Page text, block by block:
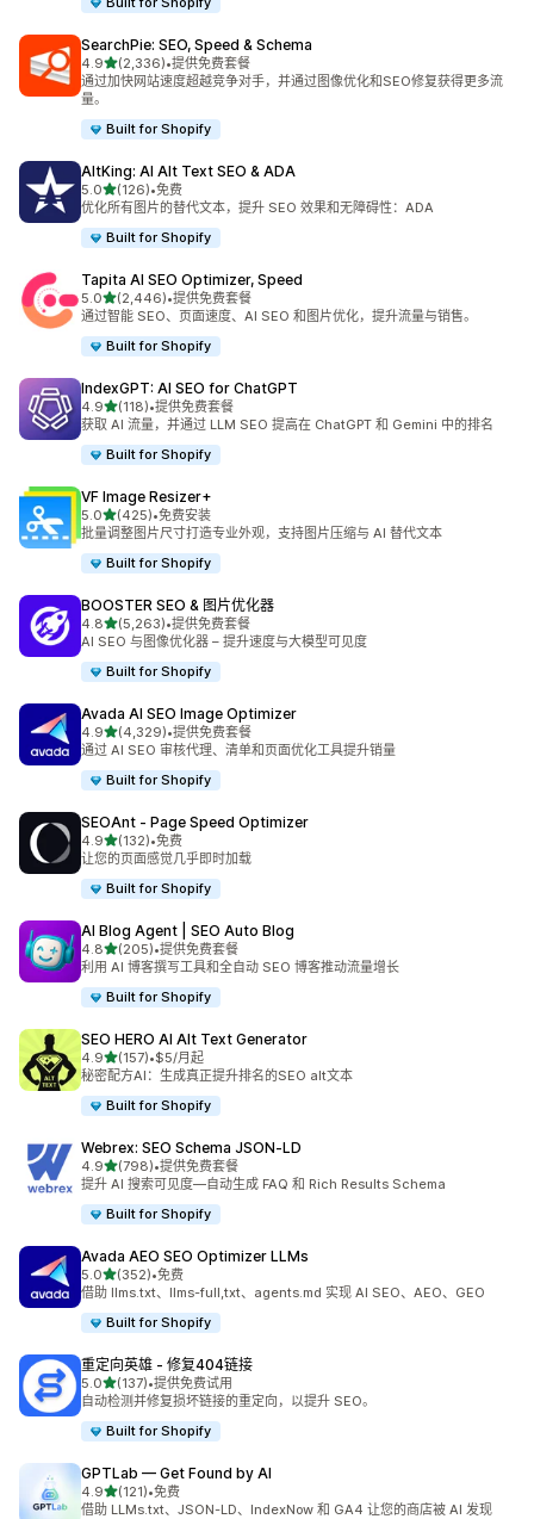
SearchPie: SEO, Speed & Schema
4.9星（满分 5 星）
(2,336)
总共 2336 条评论
•提供免费套餐
通过加快网站速度超越竞争对手，并通过图像优化和SEO修复获得更多流
量。
Built for Shopify
AltKing: AI Alt Text SEO & ADA
5.0星（满分 5 星）
(126)
总共 126 条评论
•免费
优化所有图片的替代文本，提升 SEO 效果和无障碍性：ADA
Built for Shopify
Tapita AI SEO Optimizer, Speed
5.0星（满分 5 星）
(2,446)
总共 2446 条评论
•提供免费套餐
通过智能 SEO、页面速度、AI SEO 和图片优化，提升流量与销售。
Built for Shopify
IndexGPT: AI SEO for ChatGPT
4.9星（满分 5 星）
(118)
总共 118 条评论
•提供免费套餐
获取 AI 流量，并通过 LLM SEO 提高在 ChatGPT 和 Gemini 中的排名
Built for Shopify
VF Image Resizer+
5.0星（满分 5 星）
(425)
总共 425 条评论
•免费安装
批量调整图片尺寸打造专业外观，支持图片压缩与 AI 替代文本
Built for Shopify
BOOSTER SEO & 图片优化器
4.8星（满分 5 星）
(5,263)
总共 5263 条评论
•提供免费套餐
AI SEO 与图像优化器 – 提升速度与大模型可见度
Built for Shopify
Avada AI SEO Image Optimizer
4.9星（满分 5 星）
(4,329)
总共 4329 条评论
•提供免费套餐
通过 AI SEO 审核代理、清单和页面优化工具提升销量
Built for Shopify
SEOAnt ‑ Page Speed Optimizer
4.9星（满分 5 星）
(132)
总共 132 条评论
•免费
让您的页面感觉几乎即时加载
Built for Shopify
AI Blog Agent | SEO Auto Blog
4.8星（满分 5 星）
(205)
总共 205 条评论
•提供免费套餐
利用 AI 博客撰写工具和全自动 SEO 博客推动流量增长
Built for Shopify
SEO HERO AI Alt Text Generator
4.9星（满分 5 星）
(157)
总共 157 条评论
•$5/月起
秘密配方AI：生成真正提升排名的SEO alt文本
Built for Shopify
Webrex: SEO Schema JSON‑LD
4.9星（满分 5 星）
(798)
总共 798 条评论
•提供免费套餐
提升 AI 搜索可见度—自动生成 FAQ 和 Rich Results Schema
Built for Shopify
Avada AEO SEO Optimizer LLMs
5.0星（满分 5 星）
(352)
总共 352 条评论
•免费
借助 llms.txt、llms-full,txt、agents.md 实现 AI SEO、AEO、GEO
Built for Shopify
重定向英雄 ‑ 修复404链接
5.0星（满分 5 星）
(137)
总共 137 条评论
•提供免费试用
自动检测并修复损坏链接的重定向，以提升 SEO。
Built for Shopify
GPTLab — Get Found by AI
4.9星（满分 5 星）
(121)
总共 121 条评论
•免费
借助 LLMs.txt、JSON-LD、IndexNow 和 GA4 让您的商店被 AI 发现